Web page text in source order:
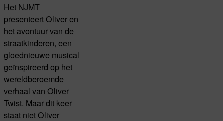
Het NJMT
presenteert Oliver en
het avontuur van de
straatkinderen, een
gloednieuwe musical
geïnspireerd op het
wereldberoemde
verhaal van Oliver
Twist. Maar dit keer
staat niet Oliver